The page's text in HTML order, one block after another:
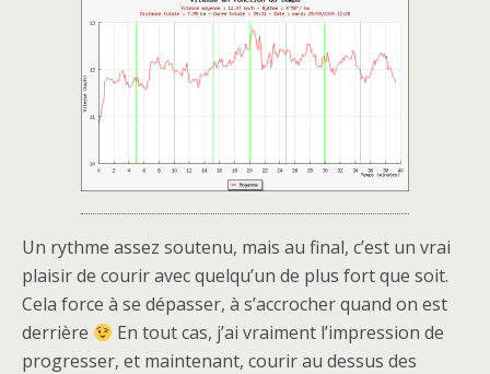
Un rythme assez soutenu, mais au final, c’est un vrai
plaisir de courir avec quelqu’un de plus fort que soit.
Cela force à se dépasser, à s’accrocher quand on est
derrière
En tout cas, j’ai vraiment l’impression de
progresser, et maintenant, courir au dessus des